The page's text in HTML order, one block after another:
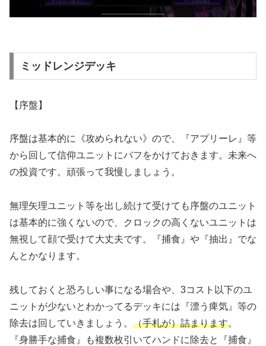
ミッドレンジデッキ
【 序盤】
序盤は基本的に《攻められない》ので、『アプリーレ』等
から回して信仰ユニットにバフをかけておきます。未来へ
の投資です。頑張って我慢しましょう。
無理矢理ユニット等を出し続けて受けても序盤のユニット
は基本的に強くないので、クロックの高くないユニットは
無視して顔で受けて大丈夫です。『捕食』や『抽出』でな
んとかなります。
残しておくと恐ろしい事になる場合や、3コスト以下のユ
ニットが少ないとわかってるデッキには『漂う痺気』等の
除去は回していきましょう。 （手札が）詰まります。
『身勝手な捕食』も複数枚引いてハンドに除去と『捕食』